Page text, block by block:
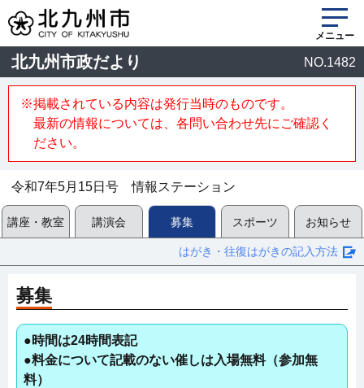
メニュー
北九州市政だより NO.1482
※掲載されている内容は発行当時のものです。
最新の情報については、各問い合わせ先にご確認く
ださい。
令和7年5月15日号 情報ステーション
講座・教室 講演会 募集 スポーツ お知らせ
はがき・往復はがきの記入方法
募集
●時間は24時間表記
●料金について記載のない催しは入場無料（参加無
料）